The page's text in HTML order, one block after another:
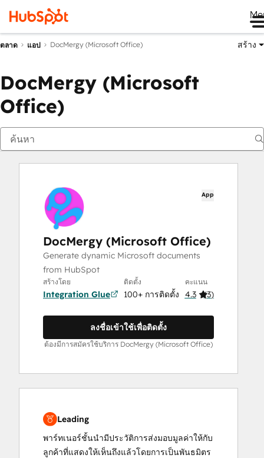
ตลาด แอป DocMergy (Microsoft Office) สร้าง
DocMergy (Microsoft
Office)
App
DocMergy (Microsoft Office)
Generate dynamic Microsoft documents
from HubSpot
สร้างโดย
Integration Glue
ติดตั้ง
100+ การติดตั้ง
คะแนน
4.3 (3)
ลงชื่อเข้าใช้เพื่อติดตั้ง
ต้องมีการสมัครใช้บริการ DocMergy (Microsoft Office)
Leading
พาร์ทเนอร์ชั้นนำมีประวัติการส่งมอบมูลค่าให้กับ
ลูกค้าที่แสดงให้เห็นถึงแล้วโดยการเป็นพันธมิตร